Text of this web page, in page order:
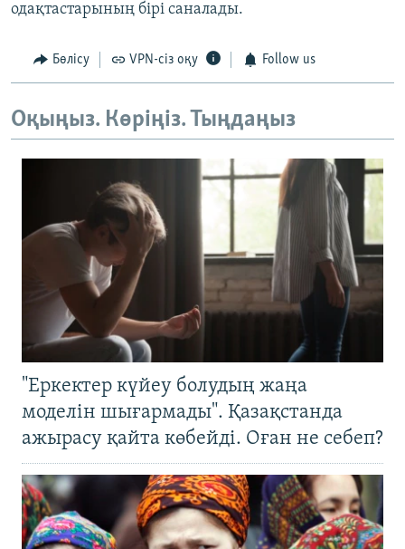
одақтастарының бірі саналады.
Бөлісу VPN-сіз оқу Follow us
Оқыңыз. Көріңіз. Тыңдаңыз
"Еркектер күйеу болудың жаңа
моделін шығармады". Қазақстанда
ажырасу қайта көбейді. Оған не себеп?